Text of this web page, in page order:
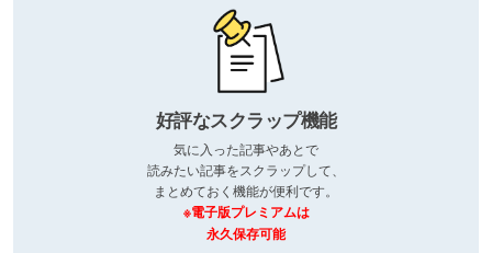
好評なスクラップ機能
気に入った記事やあとで
読みたい記事をスクラップして、
まとめておく機能が便利です。
※電子版プレミアムは
永久保存可能